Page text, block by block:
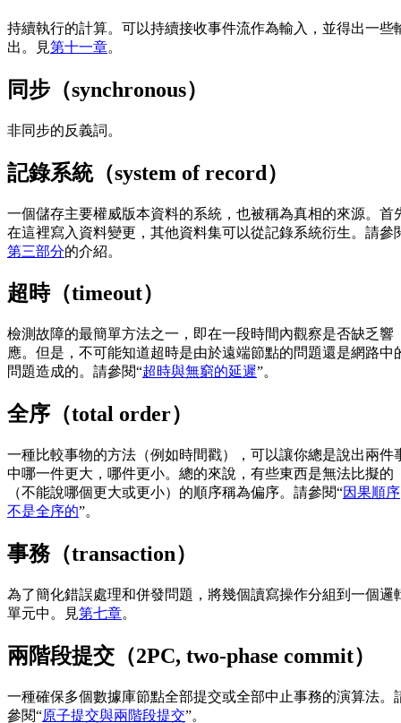
持續執行的計算。可以持續接收事件流作為輸入，並得出一些
出。見第十一章。
同步（synchronous）
非同步的反義詞。
記錄系統（system of record）
一個儲存主要權威版本資料的系統，也被稱為真相的來源。首
在這裡寫入資料變更，其他資料集可以從記錄系統衍生。請參
第三部分的介紹。
超時（timeout）
檢測故障的最簡單方法之一，即在一段時間內觀察是否缺乏響
應。但是，不可能知道超時是由於遠端節點的問題還是網路中
問題造成的。請參閱“超時與無窮的延遲”。
全序（total order）
一種比較事物的方法（例如時間戳），可以讓你總是說出兩件
中哪一件更大，哪件更小。總的來說，有些東西是無法比擬的
（不能說哪個更大或更小）的順序稱為偏序。請參閱“因果順序
不是全序的”。
事務（transaction）
為了簡化錯誤處理和併發問題，將幾個讀寫操作分組到一個邏
單元中。見第七章。
兩階段提交（2PC, two-phase commit）
一種確保多個數據庫節點全部提交或全部中止事務的演算法。
參閱“原子提交與兩階段提交”。